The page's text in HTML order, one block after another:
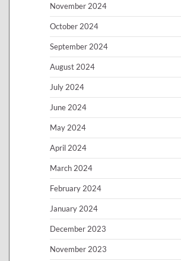
November 2024
October 2024
September 2024
August 2024
July 2024
June 2024
May 2024
April 2024
March 2024
February 2024
January 2024
December 2023
November 2023